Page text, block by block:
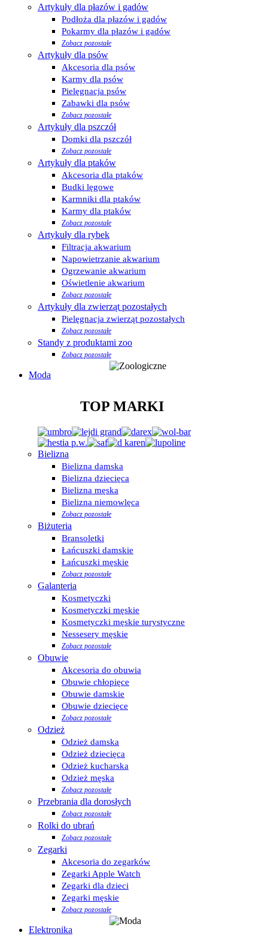
Artykuły dla płazów i gadów
Podłoża dla płazów i gadów
Pokarmy dla płazów i gadów
Zobacz pozostałe
Artykuły dla psów
Akcesoria dla psów
Karmy dla psów
Pielęgnacja psów
Zabawki dla psów
Zobacz pozostałe
Artykuły dla pszczół
Domki dla pszczół
Zobacz pozostałe
Artykuły dla ptaków
Akcesoria dla ptaków
Budki lęgowe
Karmniki dla ptaków
Karmy dla ptaków
Zobacz pozostałe
Artykuły dla rybek
Filtracja akwarium
Napowietrzanie akwarium
Ogrzewanie akwarium
Oświetlenie akwarium
Zobacz pozostałe
Artykuły dla zwierząt pozostałych
Pielęgnacja zwierząt pozostałych
Zobacz pozostałe
Standy z produktami zoo
Zobacz pozostałe
Moda
TOP MARKI
Bielizna
Bielizna damska
Bielizna dziecięca
Bielizna męska
Bielizna niemowlęca
Zobacz pozostałe
Biżuteria
Bransoletki
Łańcuszki damskie
Łańcuszki męskie
Zobacz pozostałe
Galanteria
Kosmetyczki
Kosmetyczki męskie
Kosmetyczki męskie turystyczne
Nessesery męskie
Zobacz pozostałe
Obuwie
Akcesoria do obuwia
Obuwie chłopięce
Obuwie damskie
Obuwie dziecięce
Zobacz pozostałe
Odzież
Odzież damska
Odzież dziecięca
Odzież kucharska
Odzież męska
Zobacz pozostałe
Przebrania dla dorosłych
Zobacz pozostałe
Rolki do ubrań
Zobacz pozostałe
Zegarki
Akcesoria do zegarków
Zegarki Apple Watch
Zegarki dla dzieci
Zegarki męskie
Zobacz pozostałe
Elektronika